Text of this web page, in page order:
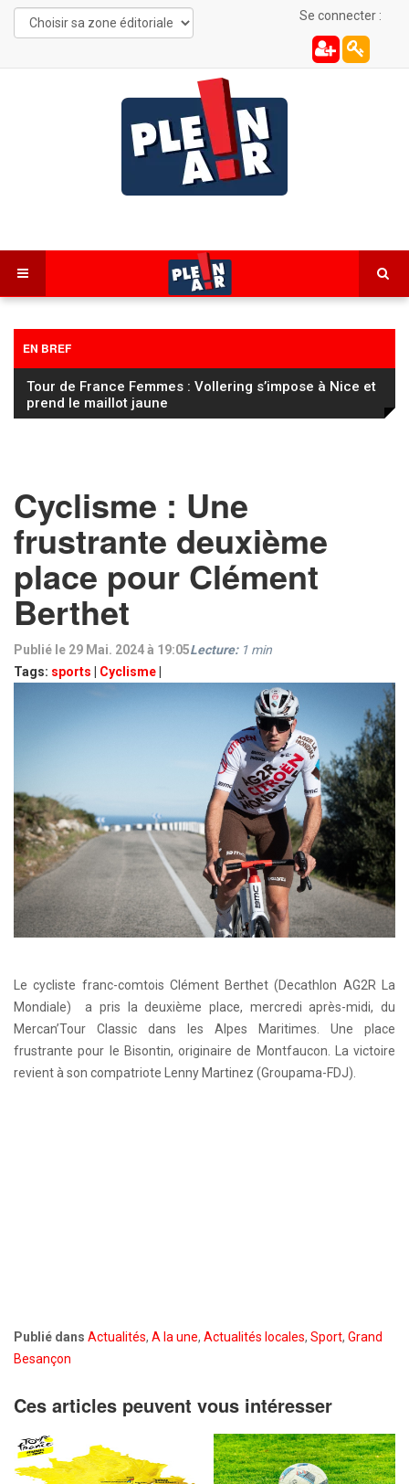
Se connecter :
EN BREF
Tour de France Femmes : Vollering s’impose à Nice et
prend le maillot jaune
Cyclisme : Une
frustrante deuxième
place pour Clément
Berthet
Publié le 29 Mai. 2024 à 19:05
Tags: sports Cyclisme
Lecture: 1 min
Le cycliste franc-comtois Clément Berthet (Decathlon AG2R La
Mondiale) a pris la deuxième place, mercredi après-midi, du
Mercan’Tour Classic dans les Alpes Maritimes. Une place
frustrante pour le Bisontin, originaire de Montfaucon. La victoire
revient à son compatriote Lenny Martinez (Groupama-FDJ).
Publié dans Actualités, A la une, Actualités locales, Sport, Grand
Besançon
Ces articles peuvent vous intéresser